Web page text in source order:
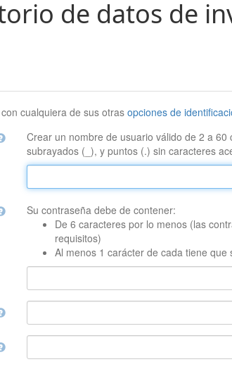
de datos de
cualquiera de sus otrasopciones de
Crear un nombre de usuario válido de 2 a
subrayados (_), y puntos (.) sin caracteres
Su contraseña debe de contener:
De 6 caracteres por lo menos (las
requisitos)
Al menos 1 carácter de cada tiene